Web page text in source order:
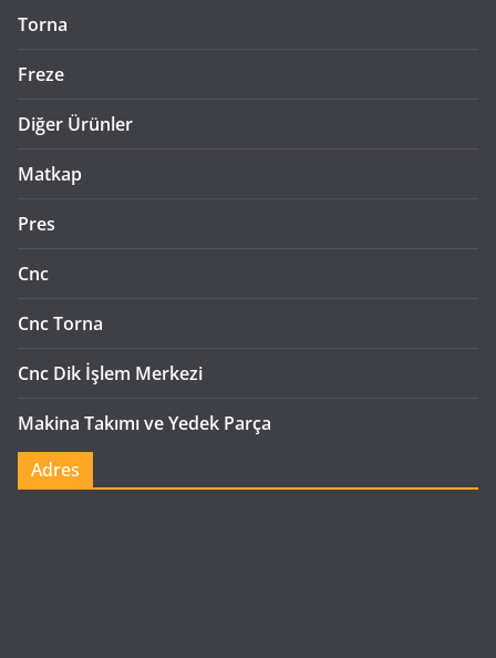
Torna
Freze
Diğer Ürünler
Matkap
Pres
Cnc
Cnc Torna
Cnc Dik İşlem Merkezi
Makina Takımı ve Yedek Parça
Adres